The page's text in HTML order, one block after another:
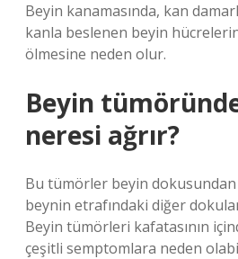
Beyin kanamasında, kan
kanla beslenen beyin
ölmesine neden olur.
Beyin
neresi ağrır?
Bu tümörler beyin
beynin etrafındaki diğer
Beyin tümörleri kafatasının
çeşitli semptomlara neden